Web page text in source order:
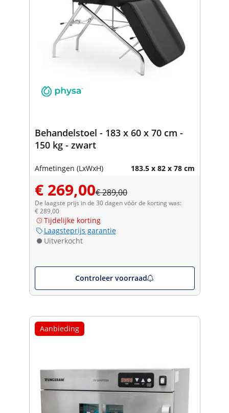
Behandelstoel - 183 x 60 x 70 cm -
150 kg - zwart
Afmetingen (LxWxH) 183.5 x 82 x 78 cm
€ 269,00€ 289,00
De laagste prijs in de 30 dagen vóór de korting was:
€ 289,00
Tijdelijke korting
Laagsteprijs garantie
Uitverkocht
Controleer voorraad
Aanbieding